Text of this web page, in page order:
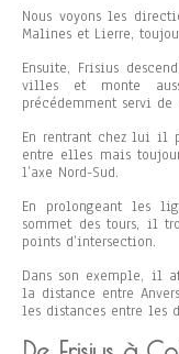
Nous voyons les
Malines et Lierre,
Ensuite, Frisius
villes et monte
précédemment servi de
En rentrant chez lui il
entre elles mais
l’axe Nord-Sud.
En prolongeant les
sommet des tours, il
points d’intersection.
Dans son exemple, il
la distance entre
les distances entre les